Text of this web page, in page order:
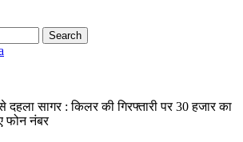
दहला सागर : किलर की गिरफ्तारी पर 30 हजार का
फोन नंबर